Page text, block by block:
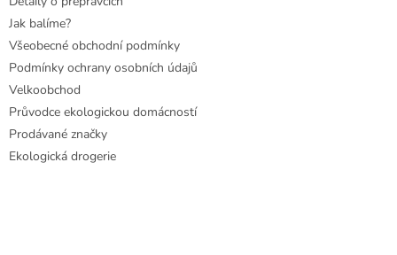
Jak balíme?
Všeobecné obchodní podmínky
Podmínky ochrany osobních údajů
Velkoobchod
Průvodce ekologickou domácností
Prodávané značky
Ekologická drogerie